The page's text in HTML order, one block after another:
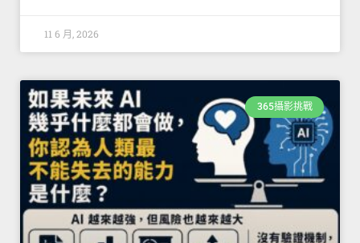
11 6 月, 2026
365攝影挑戰